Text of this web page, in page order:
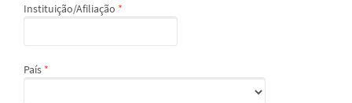
Instituição/Afiliação *
País *